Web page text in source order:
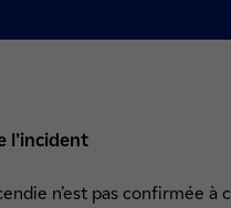
l’incident
n’est pas confirmée